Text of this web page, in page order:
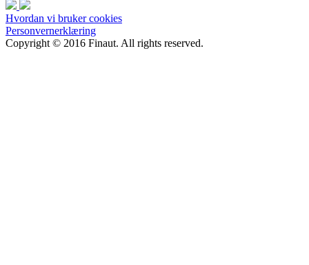
Hvordan vi bruker cookies
Personvernerklæring
Copyright © 2016 Finaut. All rights reserved.